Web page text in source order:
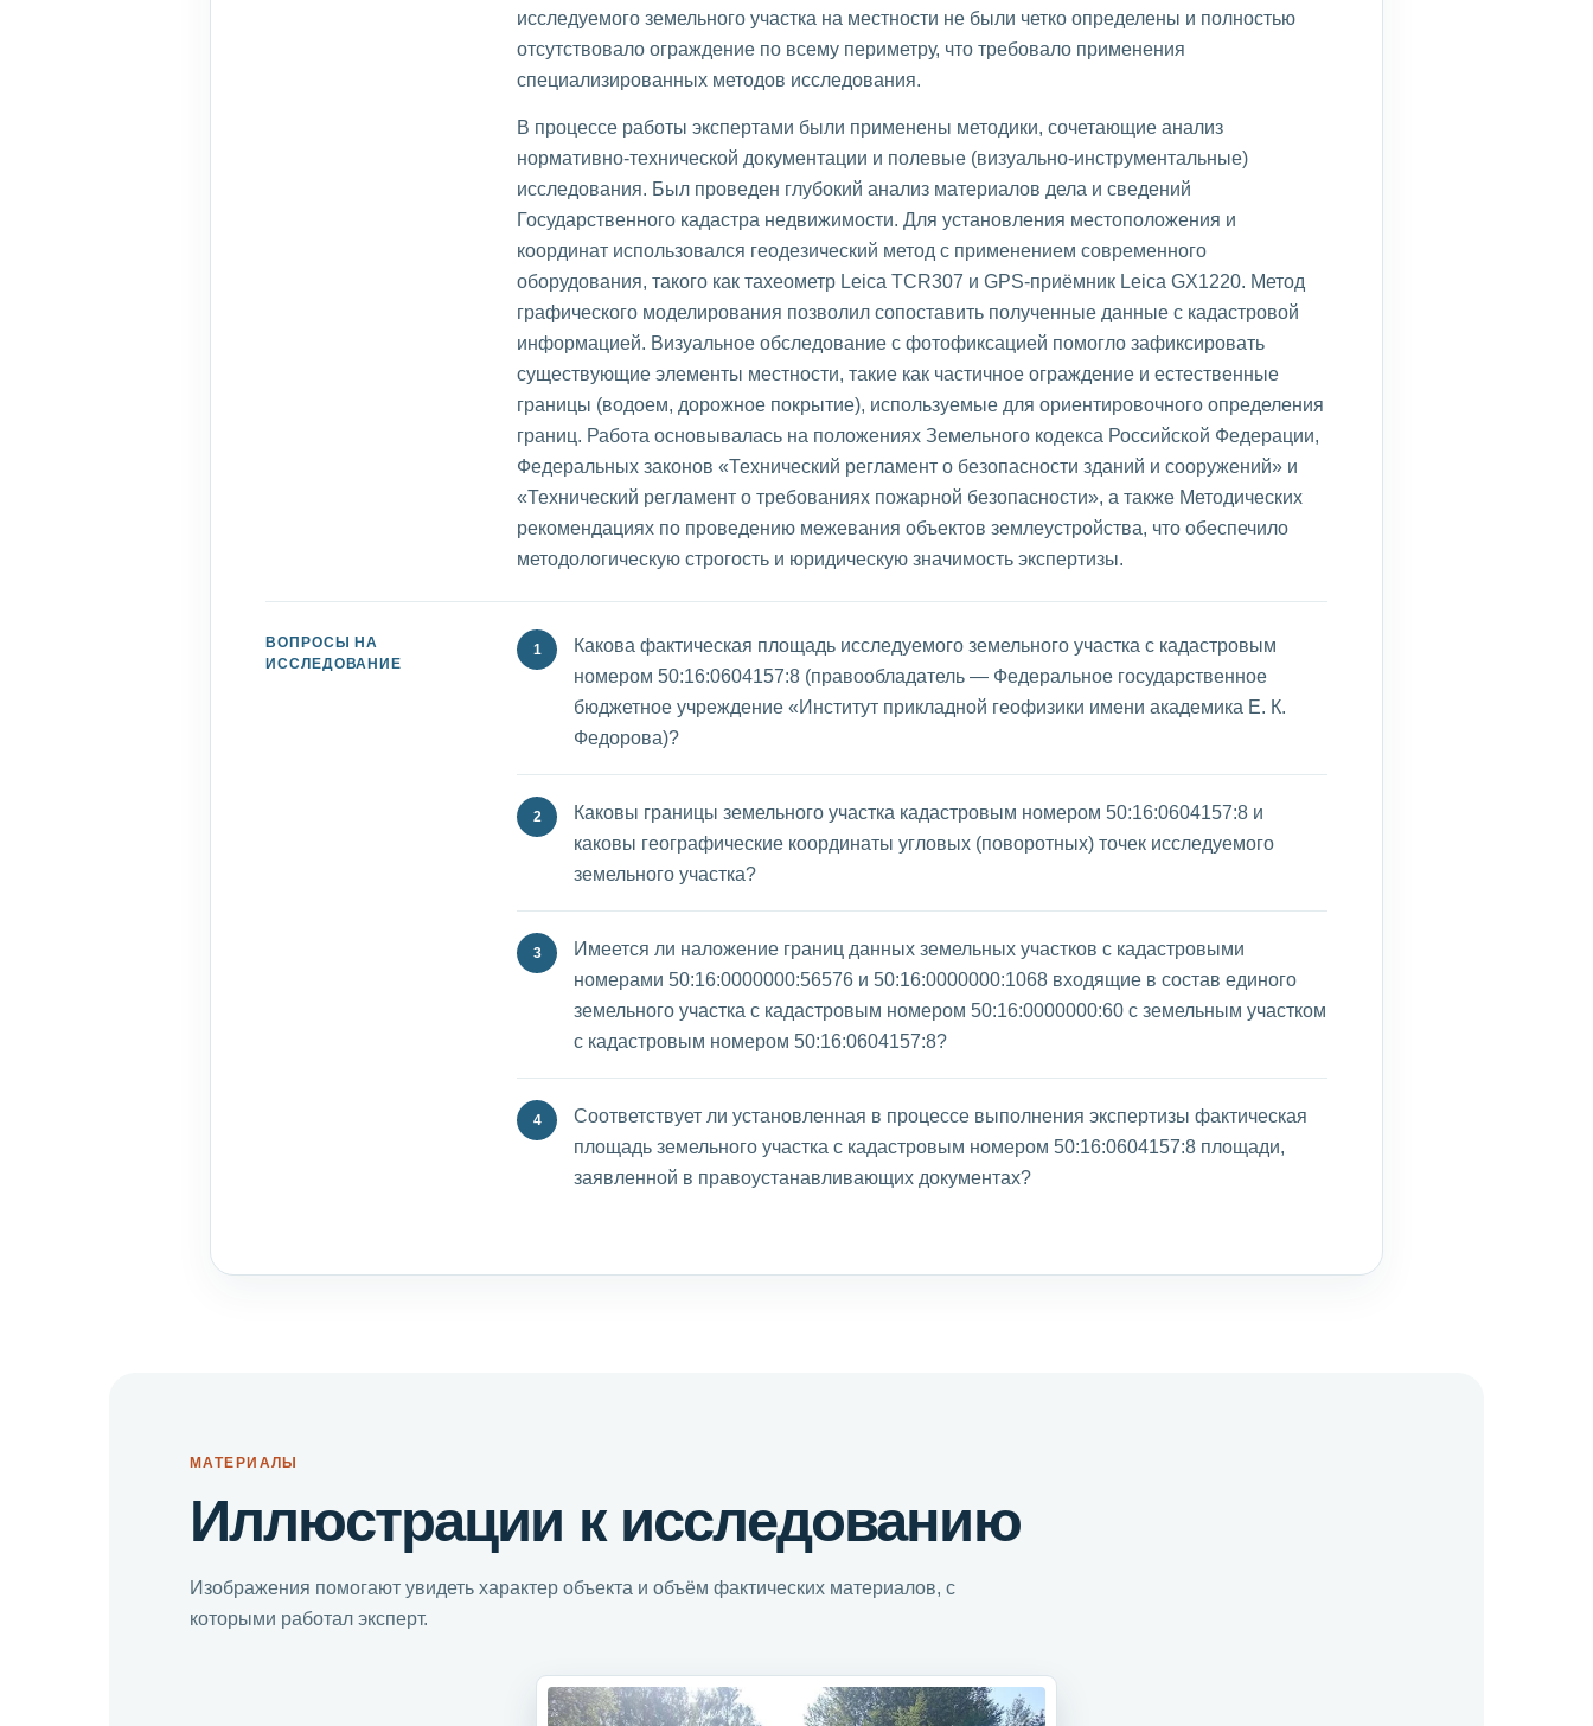
исследуемого земельного участка на местности не были четко определены и полностью
отсутствовало ограждение по всему периметру, что требовало применения
специализированных методов исследования.
В процессе работы экспертами были применены методики, сочетающие анализ
нормативно-технической документации и полевые (визуально-инструментальные)
исследования. Был проведен глубокий анализ материалов дела и сведений
Государственного кадастра недвижимости. Для установления местоположения и
координат использовался геодезический метод с применением современного
оборудования, такого как тахеометр Leica TCR307 и GPS-приёмник Leica GX1220. Метод
графического моделирования позволил сопоставить полученные данные с кадастровой
информацией. Визуальное обследование с фотофиксацией помогло зафиксировать
существующие элементы местности, такие как частичное ограждение и естественные
границы (водоем, дорожное покрытие), используемые для ориентировочного определения
границ. Работа основывалась на положениях Земельного кодекса Российской Федерации,
Федеральных законов «Технический регламент о безопасности зданий и сооружений» и
«Технический регламент о требованиях пожарной безопасности», а также Методических
рекомендациях по проведению межевания объектов землеустройства, что обеспечило
методологическую строгость и юридическую значимость экспертизы.
ВОПРОСЫ НА
ИССЛЕДОВАНИЕ
Какова фактическая площадь исследуемого земельного участка с кадастровым
номером 50:16:0604157:8 (правообладатель — Федеральное государственное
бюджетное учреждение «Институт прикладной геофизики имени академика Е. К.
Федорова)?
Каковы границы земельного участка кадастровым номером 50:16:0604157:8 и
каковы географические координаты угловых (поворотных) точек исследуемого
земельного участка?
Имеется ли наложение границ данных земельных участков с кадастровыми
номерами 50:16:0000000:56576 и 50:16:0000000:1068 входящие в состав единого
земельного участка с кадастровым номером 50:16:0000000:60 с земельным участком
с кадастровым номером 50:16:0604157:8?
Соответствует ли установленная в процессе выполнения экспертизы фактическая
площадь земельного участка с кадастровым номером 50:16:0604157:8 площади,
заявленной в правоустанавливающих документах?
МАТЕРИАЛЫ
Иллюстрации к исследованию
Изображения помогают увидеть характер объекта и объём фактических материалов, с
которыми работал эксперт.